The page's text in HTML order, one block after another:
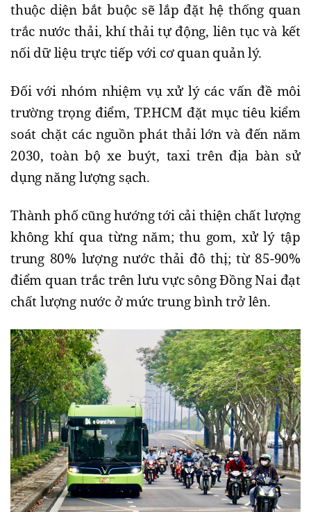
thuộc diện bắt buộc sẽ lắp đặt hệ thống quan
trắc nước thải, khí thải tự động, liên tục và kết
nối dữ liệu trực tiếp với cơ quan quản lý.
Đối với nhóm nhiệm vụ xử lý các vấn đề môi
trường trọng điểm, TP.HCM đặt mục tiêu kiểm
soát chặt các nguồn phát thải lớn và đến năm
2030, toàn bộ xe buýt, taxi trên địa bàn sử
dụng năng lượng sạch.
Thành phố cũng hướng tới cải thiện chất lượng
không khí qua từng năm; thu gom, xử lý tập
trung 80% lượng nước thải đô thị; từ 85-90%
điểm quan trắc trên lưu vực sông Đồng Nai đạt
chất lượng nước ở mức trung bình trở lên.